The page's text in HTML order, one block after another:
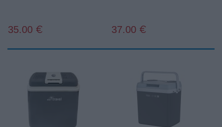
35.00 € 37.00 €